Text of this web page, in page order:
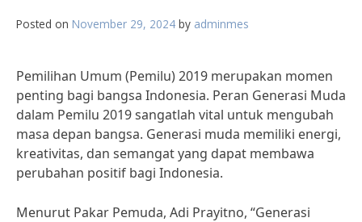
Posted on November 29, 2024 by adminmes
Pemilihan Umum (Pemilu) 2019 merupakan momen
penting bagi bangsa Indonesia. Peran Generasi Muda
dalam Pemilu 2019 sangatlah vital untuk mengubah
masa depan bangsa. Generasi muda memiliki energi,
kreativitas, dan semangat yang dapat membawa
perubahan positif bagi Indonesia.
Menurut Pakar Pemuda, Adi Prayitno, “Generasi